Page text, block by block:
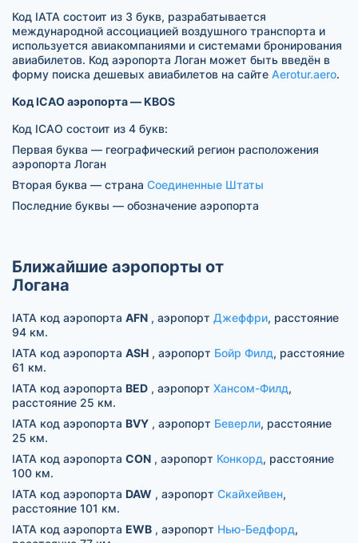
Код IATA состоит из 3 букв, разрабатывается
международной ассоциацией воздушного транспорта и
используется авиакомпаниями и системами бронирования
авиабилетов. Код аэропорта Логан может быть введён в
форму поиска дешевых авиабилетов на сайте Aerotur.aero.
Код ICAO аэропорта — KBOS
Код ICAO состоит из 4 букв:
Первая буква — географический регион расположения
аэропорта Логан
Вторая буква — страна Соединенные Штаты
Последние буквы — обозначение аэропорта
Ближайшие аэропорты от
Логана
IATA код аэропорта AFN , аэропорт Джеффри, расстояние
94 км.
IATA код аэропорта ASH , аэропорт Бойр Филд, расстояние
61 км.
IATA код аэропорта BED , аэропорт Хансом-Филд,
расстояние 25 км.
IATA код аэропорта BVY , аэропорт Беверли, расстояние
25 км.
IATA код аэропорта CON , аэропорт Конкорд, расстояние
100 км.
IATA код аэропорта DAW , аэропорт Скайхейвен,
расстояние 101 км.
IATA код аэропорта EWB , аэропорт Нью-Бедфорд,